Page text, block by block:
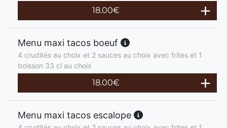
18.00€
Menu maxi tacos boeuf
4 crudités au choix et 2 sauces au choix avec frites et 1
boisson 33 cl au choix
18.00€
Menu maxi tacos escalope